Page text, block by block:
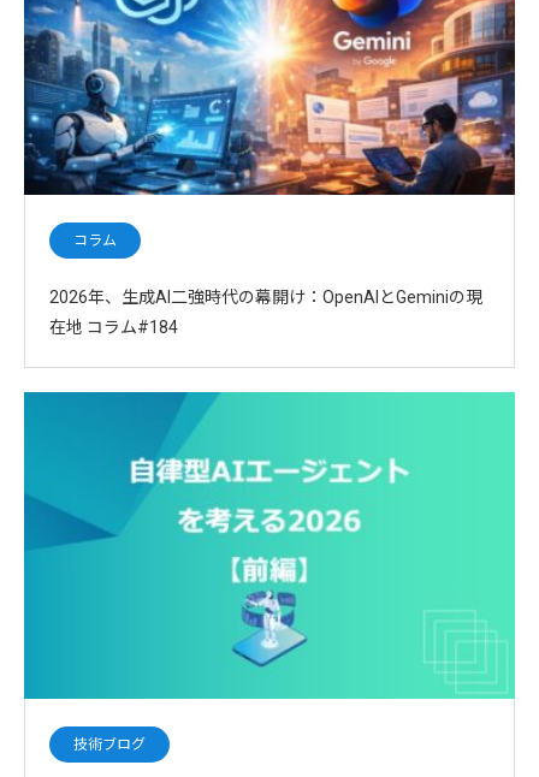
コラム
2026年、生成AI二強時代の幕開け：OpenAIとGeminiの現
在地 コラム#184
技術ブログ